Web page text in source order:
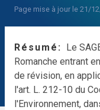
Page mise à jour le 21/
Résumé
Le
Romanche entrant
de révision, en
l'art. L. 212-10 du
l'Environnement,